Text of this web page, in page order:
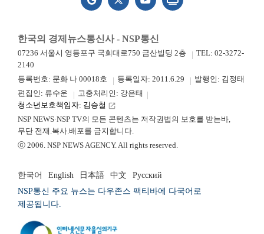
한국의 경제뉴스통신사 - NSP통신
07236 서울시 영등포구 국회대로750 금산빌딩 2층
TEL: 02-3272-
2140
등록번호: 문화 나 00018호
등록일자: 2011.6.29
발행인: 김정태
편집인: 류수운
고충처리인: 강은태
청소년보호책임자: 김승철 launch
NSP NEWS·NSP TV의 모든 콘텐츠는 저작권법의 보호를 받는바,
무단 전재.복사.배포를 금지합니다.
ⓒ 2006. NSP NEWS AGENCY. All rights reserved.
한국어 English 日本語 中文
Русский
NSP통신 주요 뉴스는 다우존스 팩티바에 다국어로
제공됩니다.